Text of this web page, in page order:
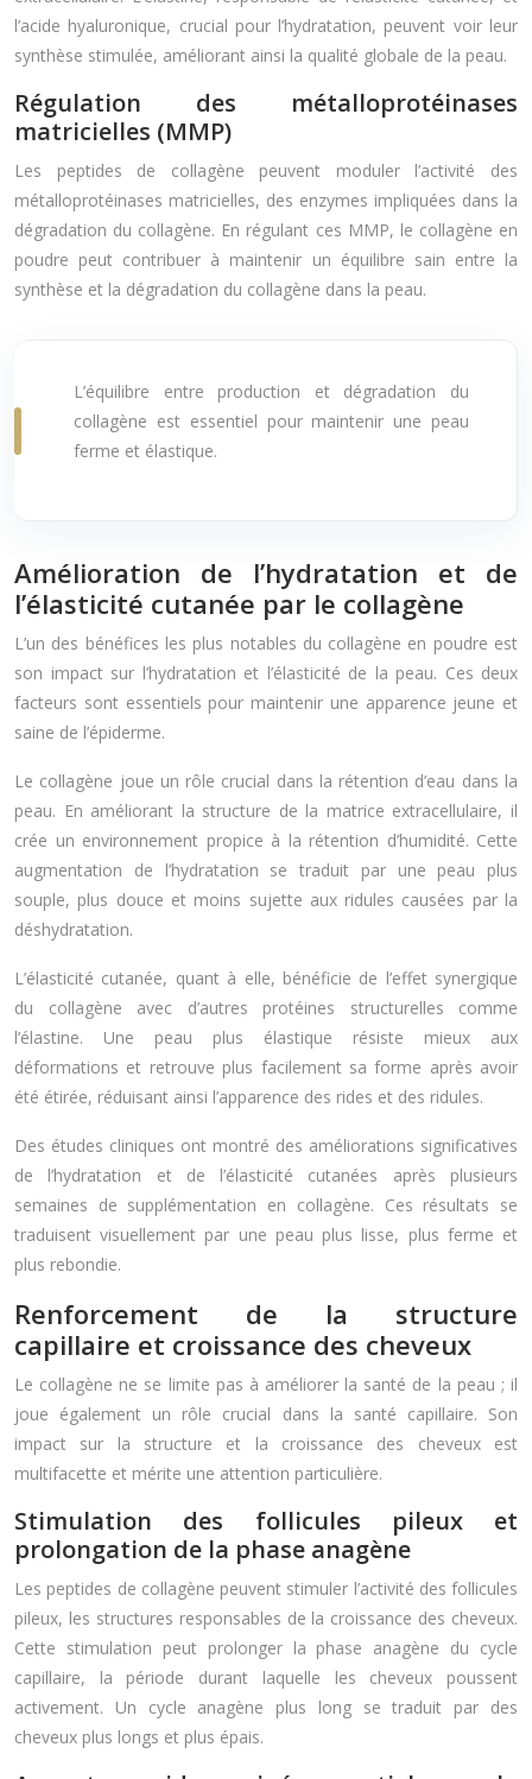
l’acide hyaluronique, crucial pour l’hydratation, peuvent voir leur
synthèse stimulée, améliorant ainsi la qualité globale de la peau.
Régulation des métalloprotéinases
matricielles (MMP)
Les peptides de collagène peuvent moduler l’activité des
métalloprotéinases matricielles, des enzymes impliquées dans la
dégradation du collagène. En régulant ces MMP, le collagène en
poudre peut contribuer à maintenir un équilibre sain entre la
synthèse et la dégradation du collagène dans la peau.
L’équilibre entre production et dégradation du
collagène est essentiel pour maintenir une peau
ferme et élastique.
Amélioration de l’hydratation et de
l’élasticité cutanée par le collagène
L’un des bénéfices les plus notables du collagène en poudre est
son impact sur l’hydratation et l’élasticité de la peau. Ces deux
facteurs sont essentiels pour maintenir une apparence jeune et
saine de l’épiderme.
Le collagène joue un rôle crucial dans la rétention d’eau dans la
peau. En améliorant la structure de la matrice extracellulaire, il
crée un environnement propice à la rétention d’humidité. Cette
augmentation de l’hydratation se traduit par une peau plus
souple, plus douce et moins sujette aux ridules causées par la
déshydratation.
L’élasticité cutanée, quant à elle, bénéficie de l’effet synergique
du collagène avec d’autres protéines structurelles comme
l’élastine. Une peau plus élastique résiste mieux aux
déformations et retrouve plus facilement sa forme après avoir
été étirée, réduisant ainsi l’apparence des rides et des ridules.
Des études cliniques ont montré des améliorations significatives
de l’hydratation et de l’élasticité cutanées après plusieurs
semaines de supplémentation en collagène. Ces résultats se
traduisent visuellement par une peau plus lisse, plus ferme et
plus rebondie.
Renforcement de la structure
capillaire et croissance des cheveux
Le collagène ne se limite pas à améliorer la santé de la peau ; il
joue également un rôle crucial dans la santé capillaire. Son
impact sur la structure et la croissance des cheveux est
multifacette et mérite une attention particulière.
Stimulation des follicules pileux et
prolongation de la phase anagène
Les peptides de collagène peuvent stimuler l’activité des follicules
pileux, les structures responsables de la croissance des cheveux.
Cette stimulation peut prolonger la phase anagène du cycle
capillaire, la période durant laquelle les cheveux poussent
activement. Un cycle anagène plus long se traduit par des
cheveux plus longs et plus épais.